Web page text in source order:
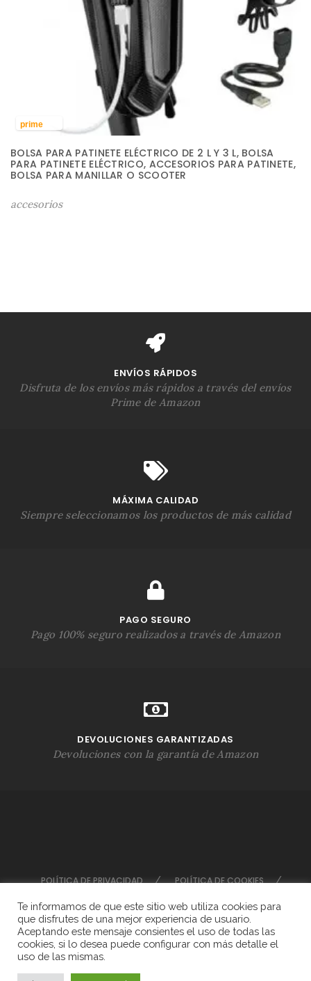
prime
BOLSA PARA PATINETE ELÉCTRICO DE 2 L Y 3 L, BOLSA
PARA PATINETE ELÉCTRICO, ACCESORIOS PARA PATINETE,
BOLSA PARA MANILLAR O SCOOTER
accesorios
ENVÍOS RÁPIDOS
Disfruta de los envíos más rápidos a través del envíos
Prime de Amazon
MÁXIMA CALIDAD
Siempre seleccionamos los productos de más calidad
PAGO SEGURO
Pago 100% seguro realizados a través de Amazon
DEVOLUCIONES GARANTIZADAS
Devoluciones con la garantía de Amazon
POLÍTICA DE PRIVACIDAD
POLÍTICA DE COOKIES
AVISOS LEGALES
Diseñado porBytebubbles
Te informamos de que este sitio web utiliza cookies para
que disfrutes de una mejor experiencia de usuario.
Aceptando este mensaje consientes el uso de todas las
cookies, si lo desea puede configurar con más detalle el
uso de las mismas.